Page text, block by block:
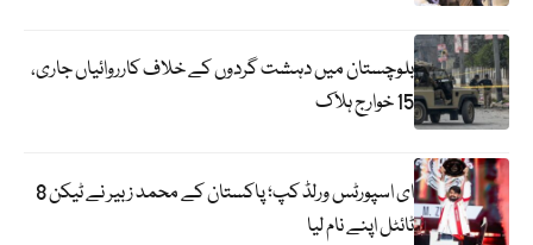
بلوچستان میں دہشت گردوں کے خلاف کارروائیاں جاری،
15 خوارج ہلاک
ای اسپورٹس ورلڈ کپ؛ پاکستان کے محمد زبیر نے ٹیکن 8
ٹائٹل اپنے نام لیا